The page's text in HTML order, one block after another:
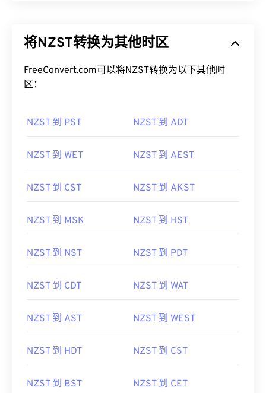
将NZST转换为其他时区
FreeConvert.com可以将NZST转换为以下其他时
区：
NZST 到 PST NZST 到 ADT
NZST 到 WET NZST 到 AEST
NZST 到 CST NZST 到 AKST
NZST 到 MSK NZST 到 HST
NZST 到 NST NZST 到 PDT
NZST 到 CDT NZST 到 WAT
NZST 到 AST NZST 到 WEST
NZST 到 HDT NZST 到 CST
NZST 到 BST NZST 到 CET